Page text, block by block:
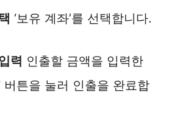
‘보유 계좌’를 선택합니다.
력 인출할 금액을 입력한
버튼을 눌러 인출을 완료합